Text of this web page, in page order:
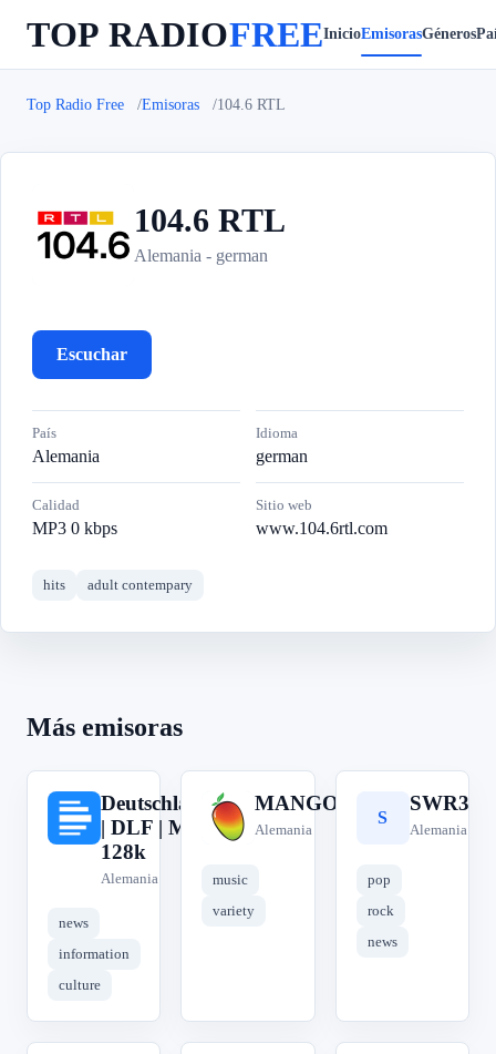
TOP RADIOFREEInicioEmisorasGéneros
Top Radio Free Emisoras 104.6 RTL
1 104.6 RTL
Alemania - german
Escuchar
País
Alemania
Idioma
german
Calidad
MP3 0 kbps
Sitio web
www.104.6rtl.com
hits adult contempary
Más emisoras
D
Deutschlandfunk
| DLF | MP3
128k
Alemania
news
information
culture
M
MANGORADIO
Alemania
music
variety
S
SWR3
Alemania
pop
rock
news